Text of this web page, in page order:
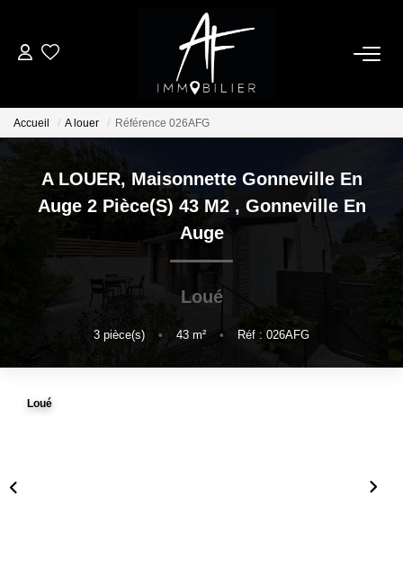
ACHETER
ESTIMER
Qui Sommes Nous
Accueil A louer Référence 026AFG
A LOUER, Maisonnette Gonneville En
Auge 2 Pièce(s) 43 M2 , Gonneville En
Auge
Loué
3 pièce(s) • 43 m² • Réf : 026AFG
Loué